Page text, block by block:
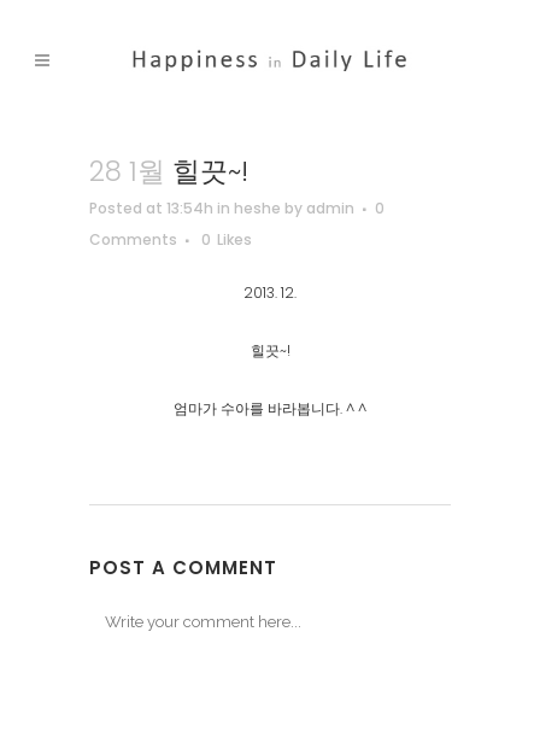
28 1월 힐끗~!
Posted at 13:54h in heshe by admin
0
Comments
0 Likes
2013. 12.
힐끗~!
엄마가 수아를 바라봅니다. ^ ^
POST A COMMENT